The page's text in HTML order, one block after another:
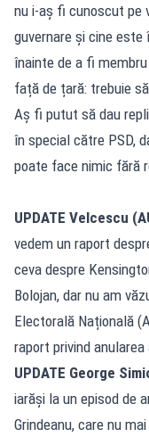
nu i-aș fi cunoscut pe
guvernare și cine
înainte de a fi
față de țară: trebuie
Aș fi putut să dau
în special către PSD,
poate face nimic fără
UPDATE Velcescu
vedem un raport
ceva despre
Bolojan, dar nu am
Electorală Națională
raport privind anularea
UPDATE George
iarăși la un episod de
Grindeanu, care nu